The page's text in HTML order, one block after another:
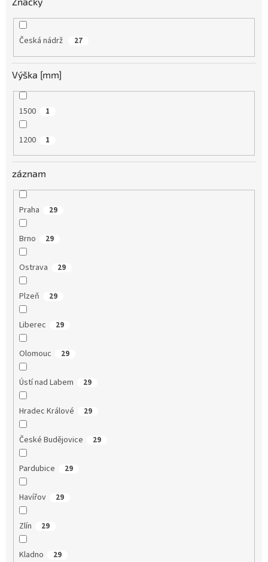
Česká nádrž 27
Výška [mm]
1500 1
1200 1
záznam
Praha 29
Brno 29
Ostrava 29
Plzeň 29
Liberec 29
Olomouc 29
Ústí nad Labem 29
Hradec Králové 29
České Budějovice 29
Pardubice 29
Havířov 29
Zlín 29
Kladno 29